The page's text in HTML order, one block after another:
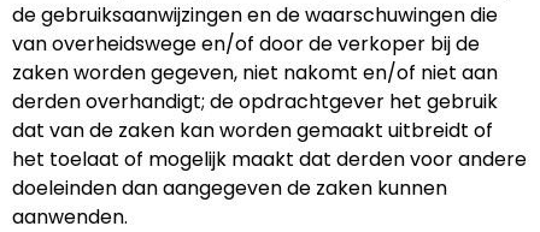
de gebruiksaanwijzingen en de waarschuwingen die
van overheidswege en/of door de verkoper bij de
zaken worden gegeven, niet nakomt en/of niet aan
derden overhandigt; de opdrachtgever het gebruik
dat van de zaken kan worden gemaakt uitbreidt of
het toelaat of mogelijk maakt dat derden voor andere
doeleinden dan aangegeven de zaken kunnen
aanwenden.